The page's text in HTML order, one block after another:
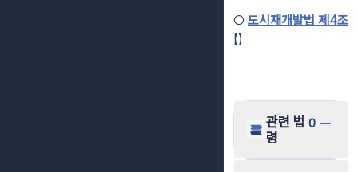
○ 도시재개발법 제4조
【】
관련 법
령
0